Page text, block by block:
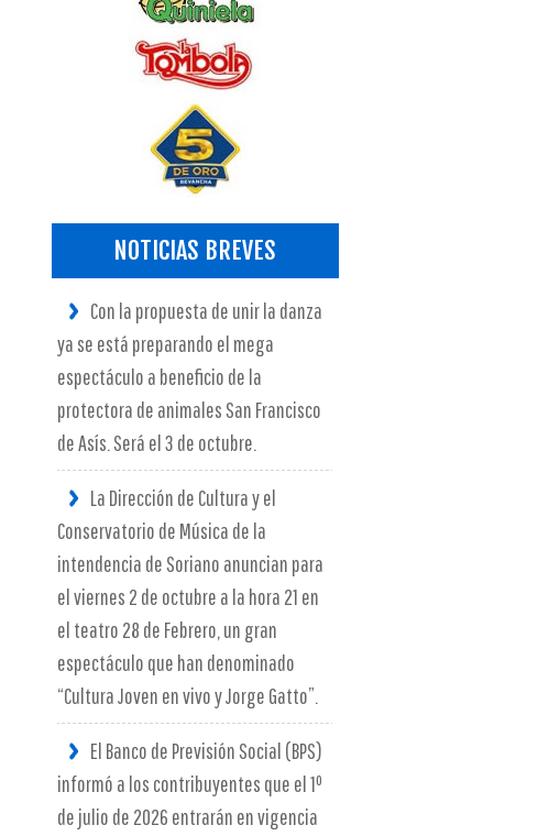
NOTICIAS BREVES
Con la propuesta de unir la danza
ya se está preparando el mega
espectáculo a beneficio de la
protectora de animales San Francisco
de Asís. Será el 3 de octubre.
La Dirección de Cultura y el
Conservatorio de Música de la
intendencia de Soriano anuncian para
el viernes 2 de octubre a la hora 21 en
el teatro 28 de Febrero, un gran
espectáculo que han denominado
“Cultura Joven en vivo y Jorge Gatto”.
El Banco de Previsión Social (BPS)
informó a los contribuyentes que el 1º
de julio de 2026 entrarán en vigencia